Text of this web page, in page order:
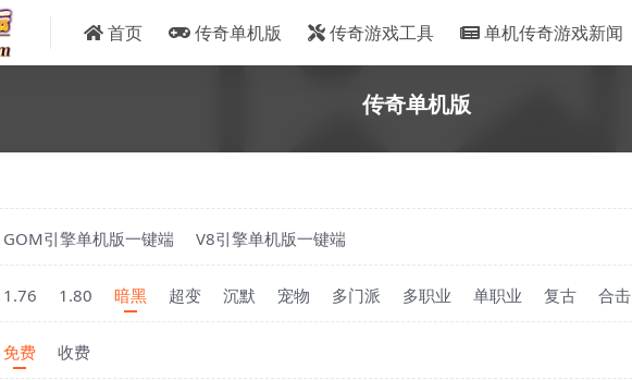
首页 传奇单机版 传奇游戏工具 单机传奇游戏新闻
传奇单机版
GOM引擎单机版一键端 V8引擎单机版一键端
1.76 1.80 暗黑 超变 沉默 宠物 多门派 多职业 单职业 复古 合击
免费 收费